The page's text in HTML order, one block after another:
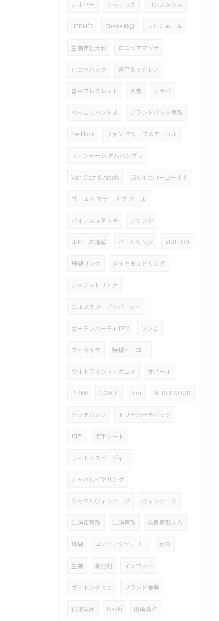
シルバー トゥアレグ コンスタンス
HERMÈS Chanel時計 プルミエール
生駒市北大和 ロエベアマソナ
ロエベバッグ 喜平ネックレス
喜平ブレスレット 大吉 カナパ
べっこうハンドル ブランドバック買取
necklace ヴァン クリーフ＆アーペル
ヴィンテージ アルハンブラ
Van Cleef & Arpels 18K イエローゴールド
ゴールド マザー オブ パール
バイアスステッチ フリンジ
ルビーの指輪 パールリング VUITTON
珊瑚リング ダイヤモンドリング
アメジストリング
エルメスガーデンパーティ
ガーデンパーティTPM ソフビ
フィギュア 特撮ヒーロー
ウルトラマンフィギュア オパール
PT900 COACH Dior WEDGEWOOD
グッチバッグ トリーバーチバッグ
切手 切手シート
ヴィトンスピーディー
シャネルイヤリング
シャネルヴィンテージ ヴィンテージ
生駒市買取 生駒買取 奈良買取大吉
珊瑚 コンビアクセサリー 奈良
生駒 金分割 インゴット
ヴィトンダミエ ブランド食器
純銀製品 tasaki 田崎真珠